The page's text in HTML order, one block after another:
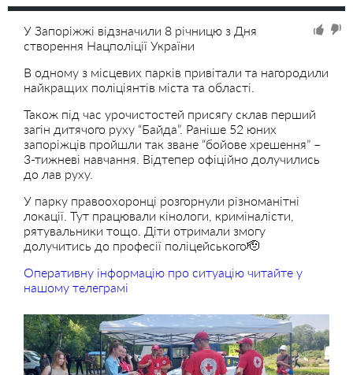
У Запоріжжі відзначили 8 річницю з Дня
створення Нацполіції України
В одному з місцевих парків привітали та нагородили
найкращих поліціянтів міста та області.
Також під час урочистостей присягу склав перший
загін дитячого руху “Байда”. Раніше 52 юних
запоріжців пройшли так зване “бойове хрешення” –
3-тижневі навчання. Відтепер офіційно долучились
до лав руху.
У парку правоохоронці розгорнули різноманітні
локації. Тут працювали кінологи, криміналісти,
рятувальники тощо. Діти отримали змогу
долучитись до професії поліцейського🫡
Оперативну інформацію про ситуацію читайте у
нашому телеграмі